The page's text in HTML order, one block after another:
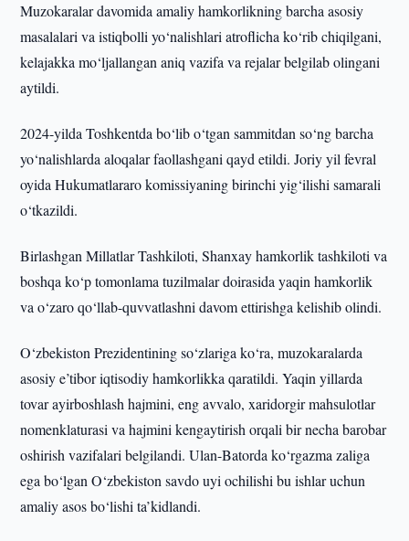
Muzokaralar davomida amaliy hamkorlikning barcha asosiy
masalalari va istiqbolli yo‘nalishlari atroflicha ko‘rib chiqilgani,
kelajakka mo‘ljallangan aniq vazifa va rejalar belgilab olingani
aytildi.
2024-yilda Toshkentda bo‘lib o‘tgan sammitdan so‘ng barcha
yo‘nalishlarda aloqalar faollashgani qayd etildi. Joriy yil fevral
oyida Hukumatlararo komissiyaning birinchi yig‘ilishi samarali
o‘tkazildi.
Birlashgan Millatlar Tashkiloti, Shanxay hamkorlik tashkiloti va
boshqa ko‘p tomonlama tuzilmalar doirasida yaqin hamkorlik
va o‘zaro qo‘llab-quvvatlashni davom ettirishga kelishib olindi.
O‘zbekiston Prezidentining so‘zlariga ko‘ra, muzokaralarda
asosiy e’tibor iqtisodiy hamkorlikka qaratildi. Yaqin yillarda
tovar ayirboshlash hajmini, eng avvalo, xaridorgir mahsulotlar
nomenklaturasi va hajmini kengaytirish orqali bir necha barobar
oshirish vazifalari belgilandi. Ulan-Batorda ko‘rgazma zaliga
ega bo‘lgan O‘zbekiston savdo uyi ochilishi bu ishlar uchun
amaliy asos bo‘lishi ta’kidlandi.